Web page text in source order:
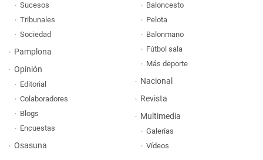
Sucesos
Tribunales
Sociedad
Pamplona
Opinión
Editorial
Colaboradores
Blogs
Encuestas
Osasuna
Baloncesto
Pelota
Balonmano
Fútbol sala
Más deporte
Nacional
Revista
Multimedia
Galerías
Vídeos